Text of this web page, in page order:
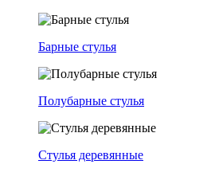
Барные стулья
Полубарные стулья
Стулья деревянные